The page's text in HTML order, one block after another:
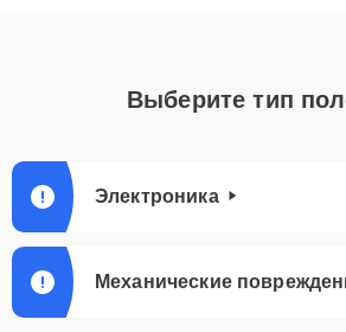
Выберите тип
Электроника
Механические